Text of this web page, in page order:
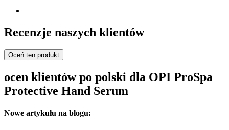
Recenzje naszych klientów
Oceń ten produkt
ocen klientów po polski dla OPI ProSpa
Protective Hand Serum
Nowe artykułu na blogu: